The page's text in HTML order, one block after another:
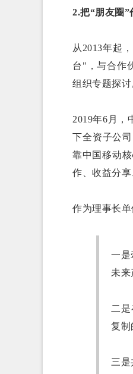
2.把“朋友圈”
从2013年起
台"，与合作
组织专题探讨
2019年6月，
下全资子公
靠中国移动
作、收益分享
作为理事长
一是
未来
二
复制
三